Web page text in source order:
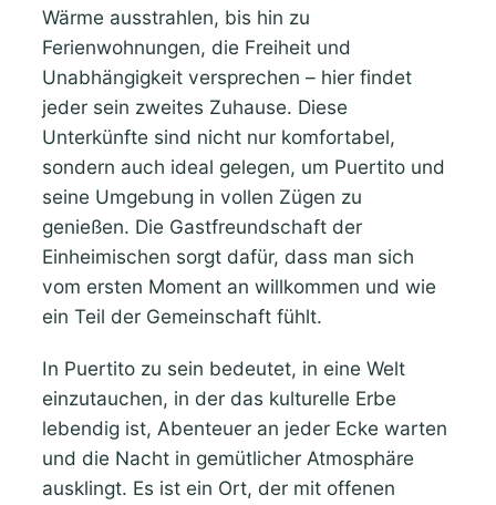
Wärme ausstrahlen, bis hin zu
Ferienwohnungen, die Freiheit und
Unabhängigkeit versprechen – hier findet
jeder sein zweites Zuhause. Diese
Unterkünfte sind nicht nur komfortabel,
sondern auch ideal gelegen, um Puertito und
seine Umgebung in vollen Zügen zu
genießen. Die Gastfreundschaft der
Einheimischen sorgt dafür, dass man sich
vom ersten Moment an willkommen und wie
ein Teil der Gemeinschaft fühlt.
In Puertito zu sein bedeutet, in eine Welt
einzutauchen, in der das kulturelle Erbe
lebendig ist, Abenteuer an jeder Ecke warten
und die Nacht in gemütlicher Atmosphäre
ausklingt. Es ist ein Ort, der mit offenen